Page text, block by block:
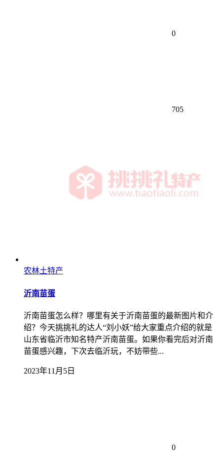
0
705
农林土特产
沂南苗蛋
沂南苗蛋怎么样？哪里有关于沂南苗蛋的最新图片和介
绍？今天挑挑礼的达人“刘小妖”给大家重点介绍的就是
山东省临沂市知名特产沂南苗蛋。如果你看完后对沂南
苗蛋感兴趣，下次去临沂玩，不妨带些...
2023年11月5日
0